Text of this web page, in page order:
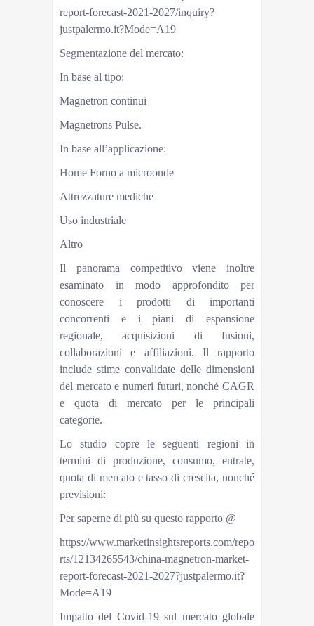
report-forecast-2021-2027/inquiry?
justpalermo.it?Mode=A19
Segmentazione del mercato:
In base al tipo:
Magnetron continui
Magnetrons Pulse.
In base all’applicazione:
Home Forno a microonde
Attrezzature mediche
Uso industriale
Altro
Il panorama competitivo viene inoltre
esaminato in modo approfondito per
conoscere i prodotti di importanti
concorrenti e i piani di espansione
regionale, acquisizioni di fusioni,
collaborazioni e affiliazioni. Il rapporto
include stime convalidate delle dimensioni
del mercato e numeri futuri, nonché CAGR
e quota di mercato per le principali
categorie.
Lo studio copre le seguenti regioni in
termini di produzione, consumo, entrate,
quota di mercato e tasso di crescita, nonché
previsioni:
Per saperne di più su questo rapporto @
https://www.marketinsightsreports.com/repo
rts/12134265543/china-magnetron-market-
report-forecast-2021-2027?justpalermo.it?
Mode=A19
Impatto del Covid-19 sul mercato globale